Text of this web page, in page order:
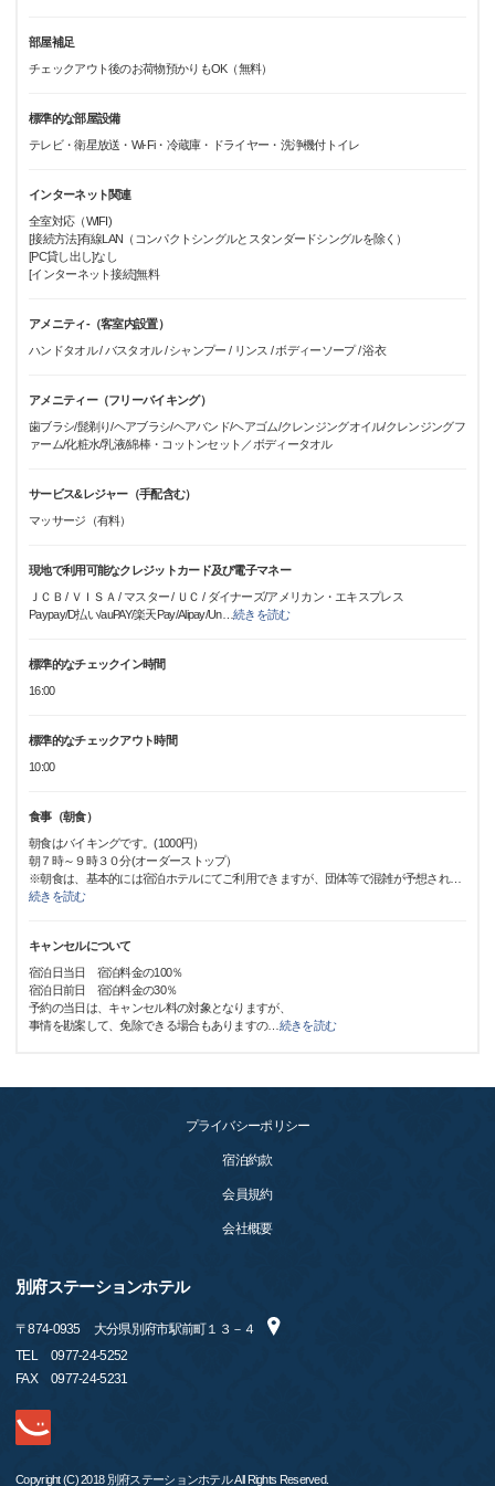
部屋補足
チェックアウト後のお荷物預かりもOK（無料）
標準的な部屋設備
テレビ・衛星放送・Wi-Fi・冷蔵庫・ドライヤー・洗浄機付トイレ
インターネット関連
全室対応（WIFI)
[接続方法]有線LAN（コンパクトシングルとスタンダードシングルを除く）
[PC貸し出し]なし
[インターネット接続]無料
アメニティ-（客室内設置）
ハンドタオル / バスタオル / シャンプー / リンス / ボディーソープ / 浴衣
アメニティー（フリーバイキング）
歯ブラシ/髭剃り/ヘアブラシ/ヘアバンド/ヘアゴム/クレンジングオイル/クレンジングフ
ァーム/化粧水/乳液/綿棒・コットンセット／ボディータオル
サービス&レジャー（手配含む）
マッサージ（有料）
現地で利用可能なクレジットカード及び電子マネー
ＪＣＢ / ＶＩＳＡ / マスター / ＵＣ / ダイナーズ/アメリカン・エキスプレス
Paypay/D払い/auPAY/楽天Pay/Alipay/Un… 続きを読む
標準的なチェックイン時間
16:00
標準的なチェックアウト時間
10:00
食事（朝食）
朝食はバイキングです。(1000円）
朝７時～９時３０分(オーダーストップ）
※朝食は、基本的には宿泊ホテルにてご利用できますが、団体等で混雑が予想され…
続きを読む
キャンセルについて
宿泊日当日 宿泊料金の100％
宿泊日前日 宿泊料金の30％
予約の当日は、キャンセル料の対象となりますが、
事情を勘案して、免除できる場合もありますの… 続きを読む
プライバシーポリシー
宿泊約款
会員規約
会社概要
別府ステーションホテル
〒874-0935
大分県別府市駅前町１３－４
TEL
0977-24-5252
FAX
0977-24-5231
Copyright (C) 2018 別府ステーションホテル All Rights Reserved.